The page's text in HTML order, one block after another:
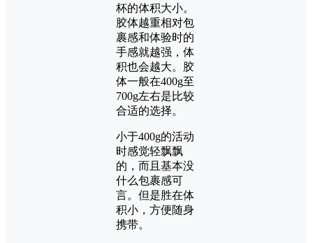
杯的体积大小。
胶体越重相对包
裹感和体验时的
手感就越强，体
积也会越大。胶
体一般在400g至
700g左右是比较
合适的选择。
小于400g的活动
时感觉轻飘飘
的，而且基本没
什么包裹感可
言。但是胜在体
积小，方便随身
携带。